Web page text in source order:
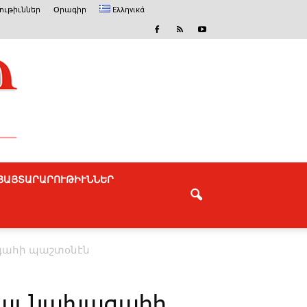
Օրագիր Ελληνικά
պաշտօնէն